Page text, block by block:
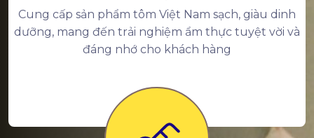
Cung cấp sản phẩm tôm Việt Nam sạch, giàu dinh
dưỡng, mang đến trải nghiệm ẩm thực tuyệt vời và
đáng nhớ cho khách hàng